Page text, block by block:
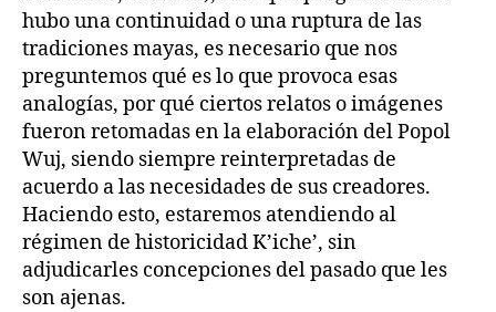
hubo una continuidad o una ruptura de las
tradiciones mayas, es necesario que nos
preguntemos qué es lo que provoca esas
analogías, por qué ciertos relatos o imágenes
fueron retomadas en la elaboración del Popol
Wuj, siendo siempre reinterpretadas de
acuerdo a las necesidades de sus creadores.
Haciendo esto, estaremos atendiendo al
régimen de historicidad K’iche’, sin
adjudicarles concepciones del pasado que les
son ajenas.